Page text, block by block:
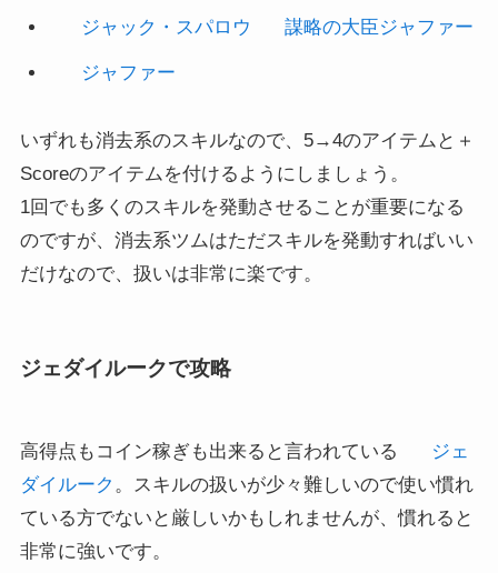
ジャファー
Scoreのアイテムを付けるようにしましょう。
1回でも多くのスキルを発動させることが重要になる
のですが、消去系ツムはただスキルを発動すればいい
だけなので、扱いは非常に楽です。
ダイルーク 。スキルの扱いが少々難しいので使い慣れ
ている方でないと厳しいかもしれませんが、慣れると
非常に強いです。